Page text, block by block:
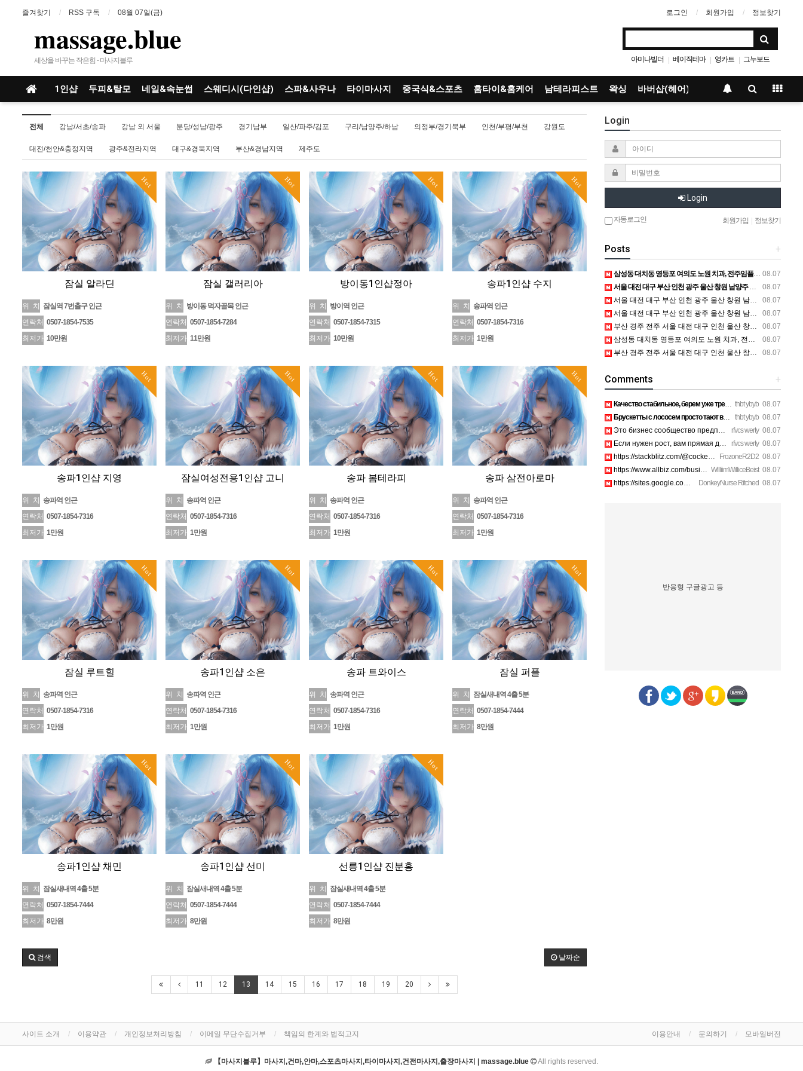
즐겨찾기 RSS 구독 08월 07일(금) 로그인 회원가입 정보찾기
massage.blue
세상을 바꾸는 작은힘 - 마사지블루 아미나빌더 | 베이직테마 | 영카트 | 그누보드
1인샵 두피&탈모 네일&속눈썹 스웨디시(다인샵) 스파&사우나 타이마사지 중국식&스포츠 홈타이&홈케어 남테라피스트 왁싱 바버샵(헤어)
전체 강남/서초/송파 강남 외 서울 분당/성남/광주 경기남부 일산/파주/김포 구리/남양주/하남 의정부/경기북부 인천/부평/부천 강원도
대전/천안&충정지역 광주&전라지역 대구&경북지역 부산&경남지역 제주도
Hot
잠실 알라딘
위 치
잠실역 7번출구 인근
연락처 0507-1854-7535
최저가 10만원
Hot
잠실 갤러리아
위 치
방이동 먹자골목 인근
연락처 0507-1854-7284
최저가 11만원
Hot
방이동1인샵정아
위 치
방이역 인근
연락처 0507-1854-7315
최저가 10만원
Hot
송파1인샵 수지
위 치
송파역 인근
연락처 0507-1854-7316
최저가 1만원
Hot
송파1인샵 지영
위 치
송파역 인근
연락처 0507-1854-7316
최저가 1만원
Hot
잠실여성전용1인샵 고니
위 치
송파역 인근
연락처 0507-1854-7316
최저가 1만원
Hot
송파 봄테라피
위 치
송파역 인근
연락처 0507-1854-7316
최저가 1만원
Hot
송파 삼전아로마
위 치
송파역 인근
연락처 0507-1854-7316
최저가 1만원
Hot
잠실 루트힐
위 치
송파역 인근
연락처 0507-1854-7316
최저가 1만원
Hot
송파1인샵 소은
위 치
송파역 인근
연락처 0507-1854-7316
최저가 1만원
Hot
송파 트 와이스
위 치
송파역 인근
연락처 0507-1854-7316
최저가 1만원
Hot
잠실 퍼플
위 치
잠실새내역 4출 5분
연락처 0507-1854-7444
최저가 8만원
Hot
송파1인샵 채민
위 치
잠실새내역 4출 5분
연락처 0507-1854-7444
최저가 8만원
Hot
송파1인샵 선미
위 치
잠실새내역 4출 5분
연락처 0507-1854-7444
최저가 8만원
Hot
선릉1인샵 진분홍
위 치
잠실새내역 4출 5분
연락처 0507-1854-7444
최저가 8만원
날짜순
검색
11 12 13 14 15 16 17 18 19 20
Login
Login
자동로그인 회원가입 정보찾기
+
Posts
08.07
삼성동 대치동 영등포 여의도 노원 치과, 전주임플란트 대구정형외과 광주피부과 정보
08.07
서울 대전 대구 부산 인천 광주 울산 창원 남양주 이혼전문변호사 정보
08.07
서울 대전 대구 부산 인천 광주 울산 창원 남양주 이혼전문변호사 정보
08.07
서울 대전 대구 부산 인천 광주 울산 창원 남양주 이혼전문변호사 정보
08.07
부산 경주 전주 서울 대전 대구 인천 울산 창원 양산 포항 천안 평택 용인 고양 성남 수원 일수, 미용학원, 가족사진, 점집, 한복대여, 독학재수학원, 재회부적 정보
08.07
삼성동 대치동 영등포 여의도 노원 치과, 전주임플란트 대구정형외과 광주피부과 정보
08.07
부산 경주 전주 서울 대전 대구 인천 울산 창원 양산 포항 천안 평택 용인 고양 성남 수원 일수, 미용학원, 가족사진, 점집, 한복대여, 독학재수학원, 재회부적 정보
+
Comments
thbt ybyb 08.07
Качество стабильное, берем уже третий раз на планерки. https…
thbt ybyb 08.07
Брускетты с лососем просто тают во рту, рекомендую. https://…
rfvcs werty 08.07
Это бизнес сообщество предпринимателей в Санкт-Петербурге эк…
rfvcs werty 08.07
Если нужен рост, вам прямая дорога в этот клуб предпринимате…
FrozoneR2D2 08.07
https://stackblitz.com/@cockerhanstartup/collections/1-888-7…
WilliimWilliceBeist 08.07
https://www.allbiz.com/business/mcafee-inc_172c https://site…
DonkeyNurse Ritched 08.07
https://sites.google.com/view/aura-antivirus-supporei73k htt…
반응형 구글광고 등
사이트 소개 이용약관 개인정보처리방침 이메일 무단수집거부 책임의 한계와 법적고지 이용안내 문의하기 모바일버전
【마사지블루】마사지,건마,안마,스포츠마사지,타이마사지,건전마사지,출장마사지 | massage.blue All rights reserved.